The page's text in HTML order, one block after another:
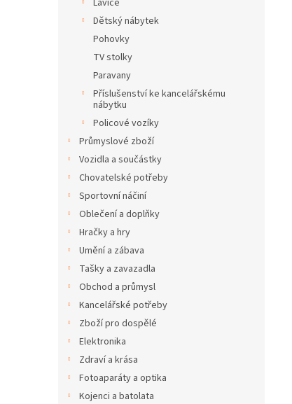
Lavice
Dětský nábytek
Pohovky
TV stolky
Paravany
Příslušenství ke kancelářskému
nábytku
Policové vozíky
Průmyslové zboží
Vozidla a součástky
Chovatelské potřeby
Sportovní náčiní
Oblečení a doplňky
Hračky a hry
Umění a zábava
Tašky a zavazadla
Obchod a průmysl
Kancelářské potřeby
Zboží pro dospělé
Elektronika
Zdraví a krása
Fotoaparáty a optika
Kojenci a batolata